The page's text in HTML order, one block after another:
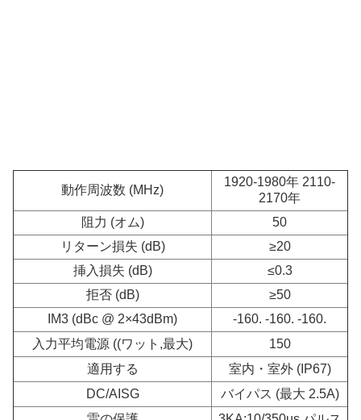
動作周波数 (MHz)
1920-1980年 2110-
2170年
阻力 (オム)
50
リターン損失 (dB)
≥20
挿入損失 (dB)
≤0.3
拒否 (dB)
≥50
IM3 (dBc @ 2×43dBm)
-160. -160. -160.
入力平均電源 ((ワット,最大)
150
適用する
室内・室外 (IP67)
DC/AISG
バイパス (最大 2.5A)